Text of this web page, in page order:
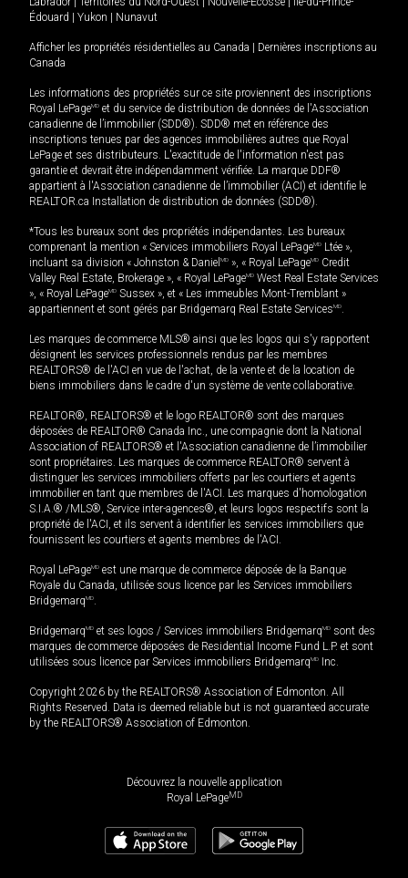
Édouard
Yukon Nunavut
Afficher les propriétés résidentielles au Canada
Dernières inscriptions au
Canada
Les informations des propriétés sur ce site proviennent des inscriptions
Royal LePageMD et du service de distribution de données de l'Association
canadienne de l’immobilier (SDD®). SDD® met en référence des
inscriptions tenues par des agences immobilières autres que Royal
LePage et ses distributeurs. L'exactitude de l'information n'est pas
garantie et devrait être indépendamment vérifiée. La marque DDF®
appartient à l'Association canadienne de l’immobilier (ACI) et identifie le
REALTOR.ca Installation de distribution de données (SDD®).
*Tous les bureaux sont des propriétés indépendantes. Les bureaux
comprenant la mention « Services immobiliers Royal LePageMD Ltée »,
incluant sa division « Johnston & Daniel MD », « Royal LePageMD Credit
Valley Real Estate, Brokerage », « Royal LePageMD West Real Estate Services
», « Royal LePageMD Sussex », et « Les immeubles Mont-Tremblant »
appartiennent et sont gérés par Bridgemarq Real Estate ServicesMD.
Les marques de commerce MLS® ainsi que les logos qui s'y rapportent
désignent les services professionnels rendus par les membres
REALTORS® de l'ACI en vue de l'achat, de la vente et de la location de
biens immobiliers dans le cadre d'un système de vente collaborative.
REALTOR®, REALTORS® et le logo REALTOR® sont des marques
déposées de REALTOR® Canada Inc., une compagnie dont la National
Association of REALTORS® et l'Association canadienne de l’immobilier
sont propriétaires. Les marques de commerce REALTOR® servent à
distinguer les services immobiliers offerts par les courtiers et agents
immobilier en tant que membres de l'ACI. Les marques d'homologation
S.I.A.® /MLS®, Service inter-agences®, et leurs logos respectifs sont la
propriété de l'ACI, et ils servent à identifier les services immobiliers que
fournissent les courtiers et agents membres de l'ACI.
Royal LePageMD est une marque de commerce déposée de la Banque
Royale du Canada, utilisée sous licence par les Services immobiliers
BridgemarqMD.
BridgemarqMD et ses logos / Services immobiliers BridgemarqMD sont des
marques de commerce déposées de Residential Income Fund L.P. et sont
utilisées sous licence par Services immobiliers BridgemarqMD Inc.
Copyright 2026 by the REALTORS® Association of Edmonton. All
Rights Reserved. Data is deemed reliable but is not guaranteed accurate
by the REALTORS® Association of Edmonton.
Découvrez la nouvelle application
Royal LePageMD